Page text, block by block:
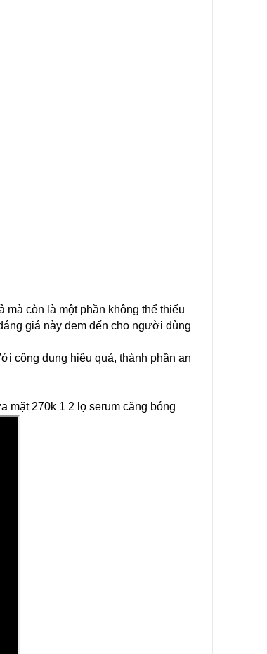
mà còn là một phần không thể thiếu
giá này đem đến cho người dùng
công dụng hiệu quả, thành phần an
mặt 270k 1 2 lọ serum căng bóng